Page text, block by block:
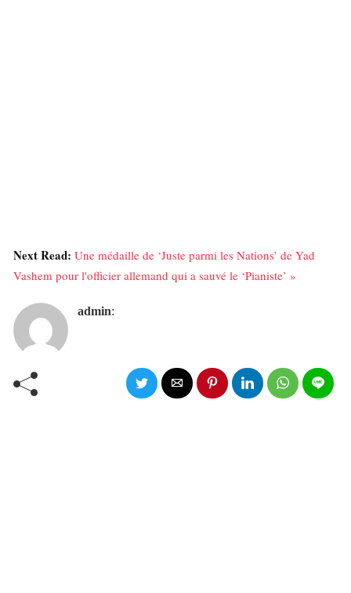
Next Read: Une médaille de ‘Juste parmi les Nations’ de Yad
Vashem pour l'officier allemand qui a sauvé le ‘Pianiste’ »
admin: